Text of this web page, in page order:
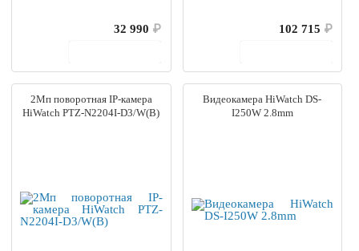
32 990 ₽
102 715 ₽
2Мп поворотная IP-камера
HiWatch PTZ-N2204I-D3/W(B)
Видеокамера HiWatch DS-
I250W 2.8mm